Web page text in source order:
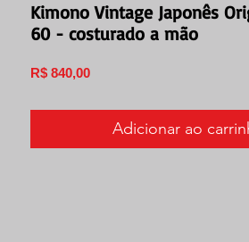
Kimono Vintage Japonês
60 - costurado a mão
R$ 840,00Preço
Adicionar ao